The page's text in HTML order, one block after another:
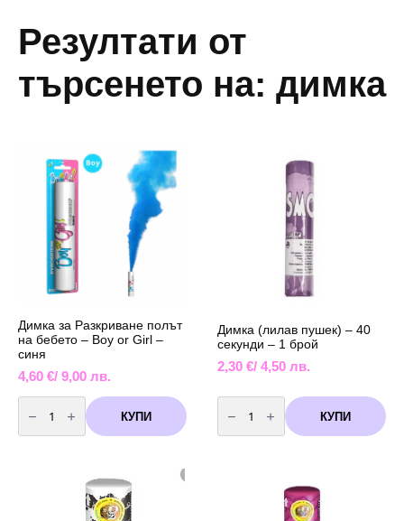
Резултати от
търсенето на: димка
Димка за Разкриване полът
на бебето – Boy or Girl –
синя
4,60 €/ 9,00 лв.
количество
за
Димка
за
КУПИ
Димка (лилав пушек) – 40
секунди – 1 брой
2,30 €/ 4,50 лв.
количество
за
Димка
(лилав
КУПИ